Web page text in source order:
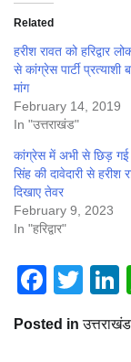
Related
हरीश रावत को हरिद्वार
से कांग्रेस पार्टी प्रत्याशी
मांग
February 14, 2019
In "उत्तराखंड"
कांग्रेस में अभी से छिड़ गई
सिंह की दावेदारी से हरीश
दिखाए तेवर
February 9, 2023
In "हरिद्वार"
Posted inउत्तराखंड